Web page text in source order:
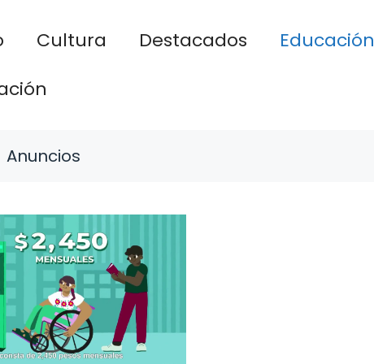
Cultura Destacados Educación
Anuncios